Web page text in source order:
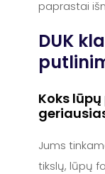
paprastai
DUK
Koks
Jums
tikslų, lūpų